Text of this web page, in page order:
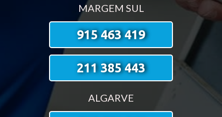
MARGEM SUL
915 463 419
211 385 443
ALGARVE